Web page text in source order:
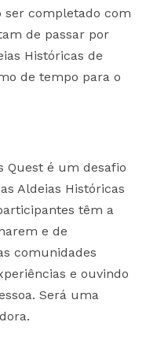
ser completado com
de passar por
Históricas de
de tempo para o
Quest é um desafio
Aldeias Históricas
têm a
e de
comunidades
e ouvindo
Será uma